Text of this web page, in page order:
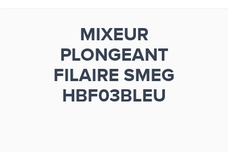
MIXEUR
PLONGEANT
FILAIRE SMEG
HBF03BLEU